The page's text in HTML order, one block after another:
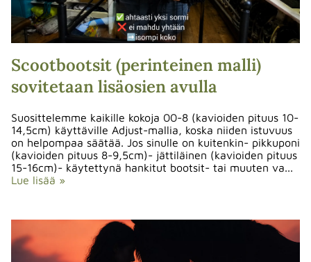
Scootbootsit (perinteinen malli)
sovitetaan lisäosien avulla
Suosittelemme kaikille kokoja 00-8 (kavioiden pituus 10-
14,5cm) käyttäville Adjust-mallia, koska niiden istuvuus
on helpompaa säätää. Jos sinulle on kuitenkin- pikkuponi
(kavioiden pituus 8-9,5cm)- jättiläinen (kavioiden pituus
15-16cm)- käytettynä hankitut bootsit- tai muuten va...
Lue lisää »